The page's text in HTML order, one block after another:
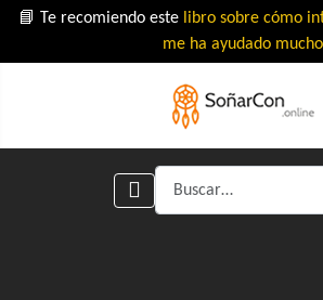
📘 Te recomiendo este libro sobre cómo
me ha ayudado mucho
Buscar